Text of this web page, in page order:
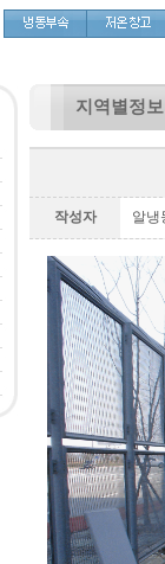
지역별정보
작성자 알냉